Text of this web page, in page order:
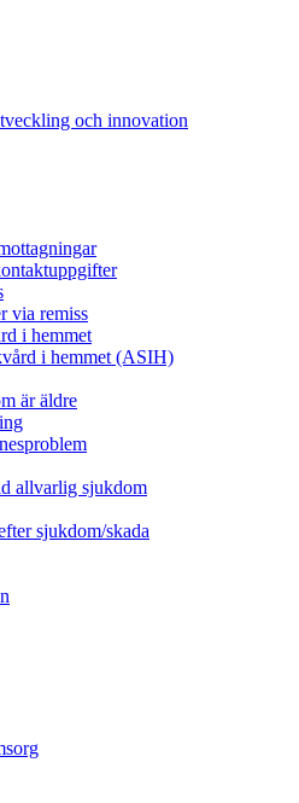
och innovation
via remiss
i hemmet
i hemmet (ASIH)
är äldre
allvarlig sjukdom
sjukdom/skada